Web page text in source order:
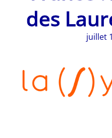
des
juillet